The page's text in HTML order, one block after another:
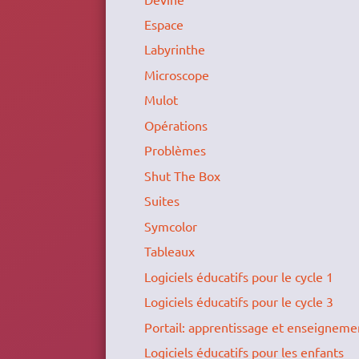
Espace
Labyrinthe
Microscope
Mulot
Opérations
Problèmes
Shut The Box
Suites
Symcolor
Tableaux
Logiciels éducatifs pour le cycle 1
Logiciels éducatifs pour le cycle 3
Portail: apprentissage et
Logiciels éducatifs pour les enfants